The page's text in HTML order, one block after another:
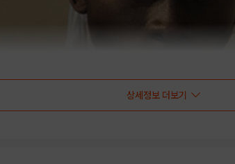
상세정보 더보기